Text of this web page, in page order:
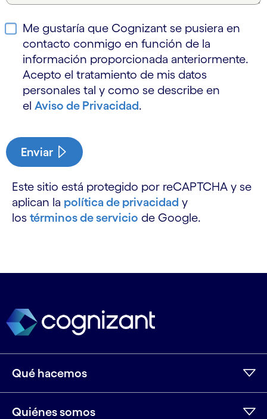
Me gustaría que Cognizant se pusiera en
contacto conmigo en función de la
información proporcionada anteriormente.
Acepto el tratamiento de mis datos
personales tal y como se describe en
el Aviso de Privacidad.
Enviar
Este sitio está protegido por reCAPTCHA y se
aplican la política de privacidad y
los términos de servicio de Google.
Qué hacemos
Quiénes somos